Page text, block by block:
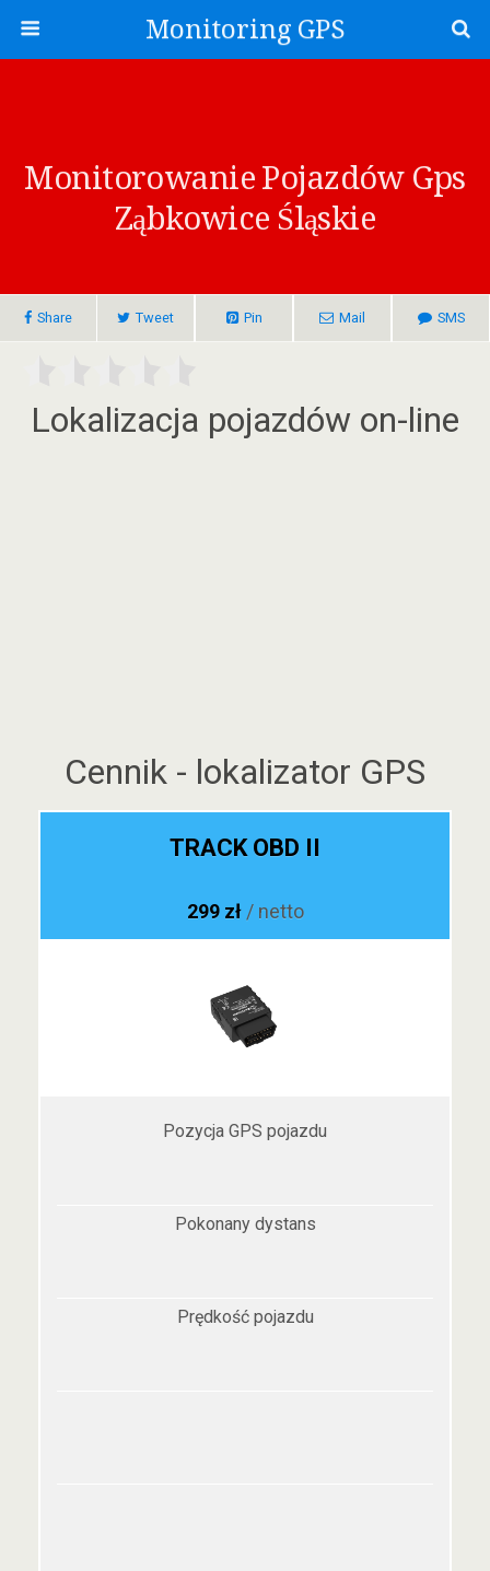
Monitoring GPS
Monitorowanie Pojazdów Gps
Ząbkowice Śląskie
Share Tweet Pin Mail SMS
Lokalizacja pojazdów on-line
Cennik - lokalizator GPS
TRACK OBD II
299 zł / netto
Pozycja GPS pojazdu
Pokonany dystans
Prędkość pojazdu